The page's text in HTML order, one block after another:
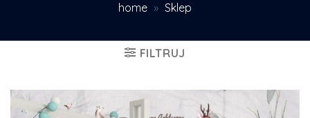
home » Sklep
FILTRUJ